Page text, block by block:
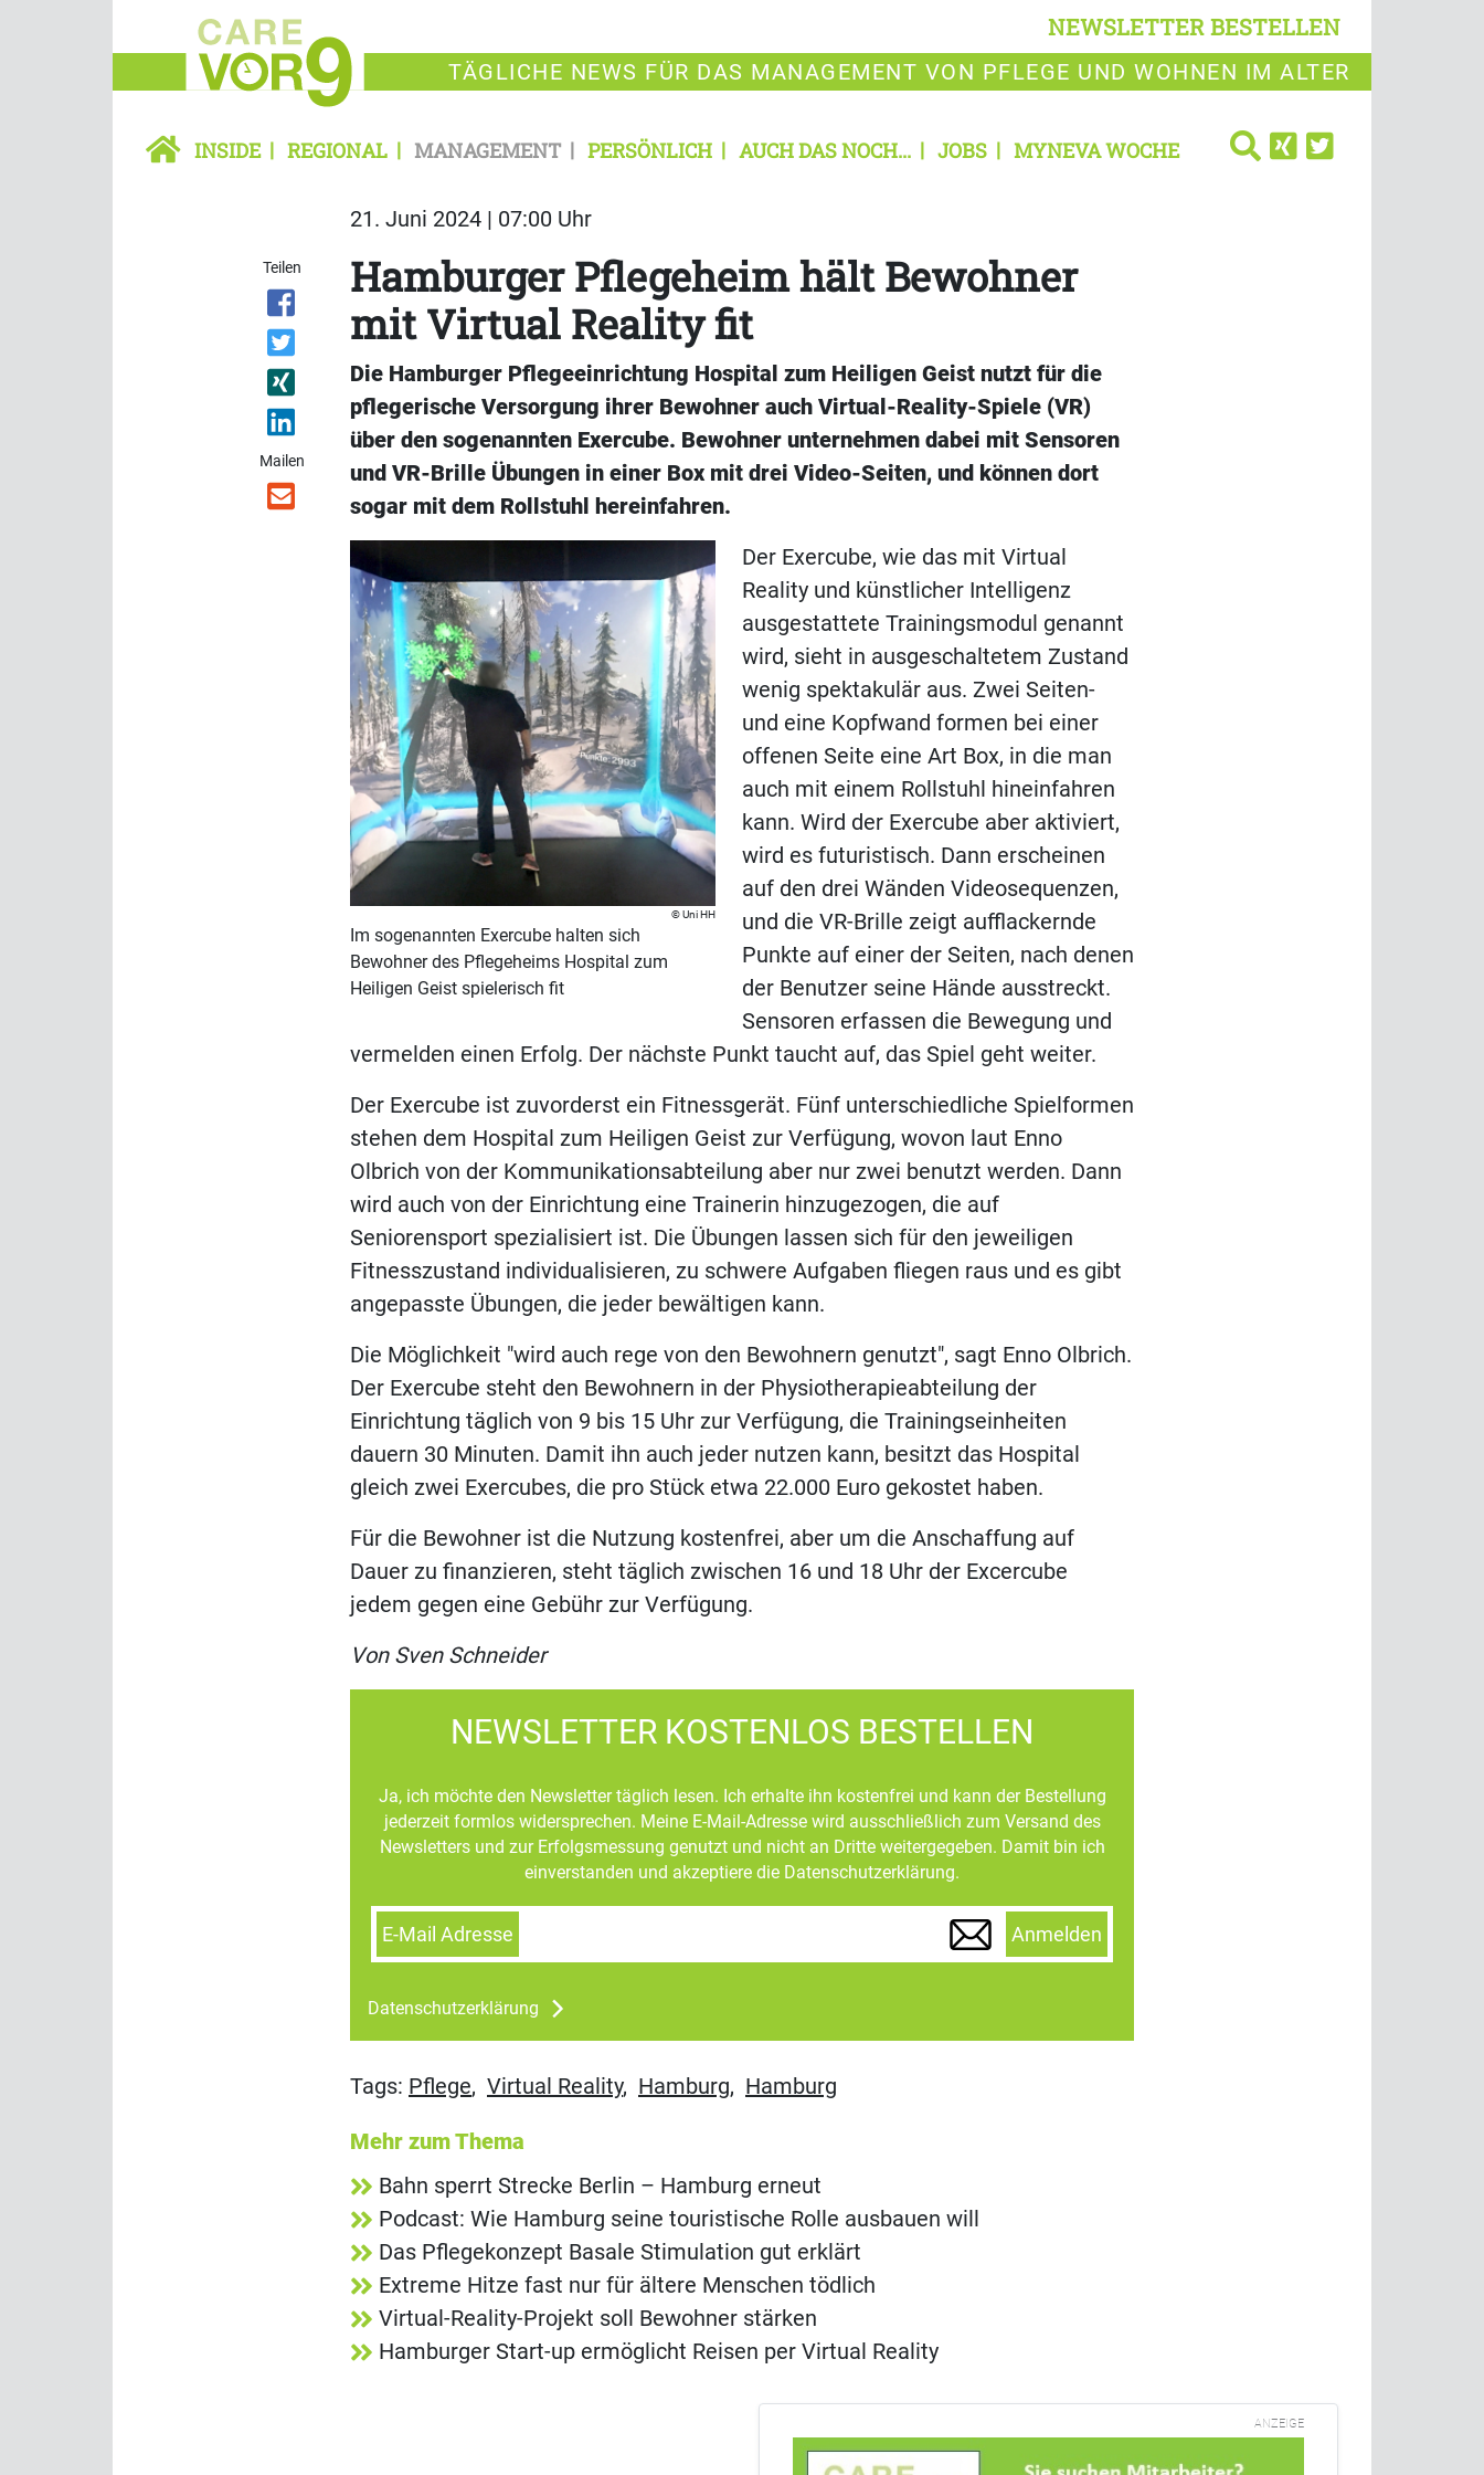
NEWSLETTER BESTELLEN
TÄGLICHE NEWS FÜR DAS MANAGEMENT VON PFLEGE UND WOHNEN IM ALTER
INSIDE REGIONAL MANAGEMENT PERSÖNLICH AUCH DAS NOCH... JOBS MYNEVA WOCHE
21. Juni 2024 | 07:00 Uhr
Teilen
Mailen
Hamburger Pflegeheim hält Bewohner
mit Virtual Reality fit
Die Hamburger Pflegeeinrichtung Hospital zum Heiligen Geist nutzt für die
pflegerische Versorgung ihrer Bewohner auch Virtual-Reality-Spiele (VR)
über den sogenannten Exercube. Bewohner unternehmen dabei mit Sensoren
und VR-Brille Übungen in einer Box mit drei Video-Seiten, und können dort
sogar mit dem Rollstuhl hereinfahren.
Uni HH
Im sogenannten Exercube halten sich
Bewohner des Pflegeheims Hospital zum
Heiligen Geist spielerisch fit
Der Exercube, wie das mit Virtual
Reality und künstlicher Intelligenz
ausgestattete Trainingsmodul genannt
wird, sieht in ausgeschaltetem Zustand
wenig spektakulär aus. Zwei Seiten-
und eine Kopfwand formen bei einer
offenen Seite eine Art Box, in die man
auch mit einem Rollstuhl hineinfahren
kann. Wird der Exercube aber aktiviert,
wird es futuristisch. Dann erscheinen
auf den drei Wänden Videosequenzen,
und die VR-Brille zeigt aufflackernde
Punkte auf einer der Seiten, nach denen
der Benutzer seine Hände ausstreckt.
Sensoren erfassen die Bewegung und
vermelden einen Erfolg. Der nächste Punkt taucht auf, das Spiel geht weiter.
Der Exercube ist zuvorderst ein Fitnessgerät. Fünf unterschiedliche Spielformen
stehen dem Hospital zum Heiligen Geist zur Verfügung, wovon laut Enno
Olbrich von der Kommunikationsabteilung aber nur zwei benutzt werden. Dann
wird auch von der Einrichtung eine Trainerin hinzugezogen, die auf
Seniorensport spezialisiert ist. Die Übungen lassen sich für den jeweiligen
Fitnesszustand individualisieren, zu schwere Aufgaben fliegen raus und es gibt
angepasste Übungen, die jeder bewältigen kann.
Die Möglichkeit "wird auch rege von den Bewohnern genutzt", sagt Enno Olbrich.
Der Exercube steht den Bewohnern in der Physiotherapieabteilung der
Einrichtung täglich von 9 bis 15 Uhr zur Verfügung, die Trainingseinheiten
dauern 30 Minuten. Damit ihn auch jeder nutzen kann, besitzt das Hospital
gleich zwei Exercubes, die pro Stück etwa 22.000 Euro gekostet haben.
Für die Bewohner ist die Nutzung kostenfrei, aber um die Anschaffung auf
Dauer zu finanzieren, steht täglich zwischen 16 und 18 Uhr der Excercube
jedem gegen eine Gebühr zur Verfügung.
Von Sven Schneider
NEWSLETTER KOSTENLOS BESTELLEN
Ja, ich möchte den Newsletter täglich lesen. Ich erhalte ihn kostenfrei und kann der Bestellung
jederzeit formlos widersprechen. Meine E-Mail-Adresse wird ausschließlich zum Versand des
Newsletters und zur Erfolgsmessung genutzt und nicht an Dritte weitergegeben. Damit bin ich
einverstanden und akzeptiere die Datenschutzerklärung.
E-Mail Adresse Anmelden
Datenschutzerklärung
Tags: Pflege, Virtual Reality, Hamburg, Hamburg
Mehr zum Thema
Bahn sperrt Strecke Berlin – Hamburg erneut
Podcast: Wie Hamburg seine touristische Rolle ausbauen will
Das Pflegekonzept Basale Stimulation gut erklärt
Extreme Hitze fast nur für ältere Menschen tödlich
Virtual-Reality-Projekt soll Bewohner stärken
Hamburger Start-up ermöglicht Reisen per Virtual Reality
ANZEIGE